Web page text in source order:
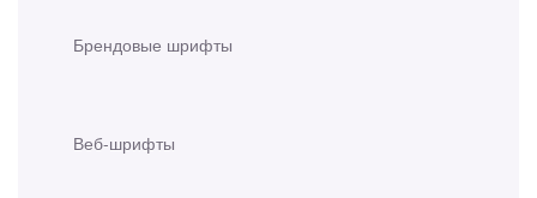
Брендовые шрифты
Веб-шрифты